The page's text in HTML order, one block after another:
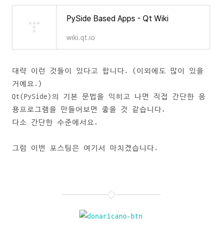
PySide Based Apps - Qt Wiki
wiki.qt.io
대략 이런 것들이 있다고 합니다. (이외에도 많이 있을
거예요.)
Qt(PySide)의 기본 문법을 익히고 나면 직접 간단한 응
용프로그램을 만들어보면 좋을 것 같습니다.
다소 간단한 수준에서요.
그럼 이번 포스팅은 여기서 마치겠습니다.